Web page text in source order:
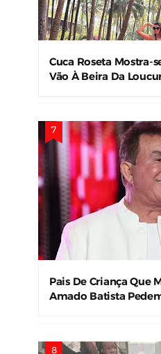
Cuca Roseta Mostra-
Vão À Beira Da
Pais De Criança Que
Amado Batista